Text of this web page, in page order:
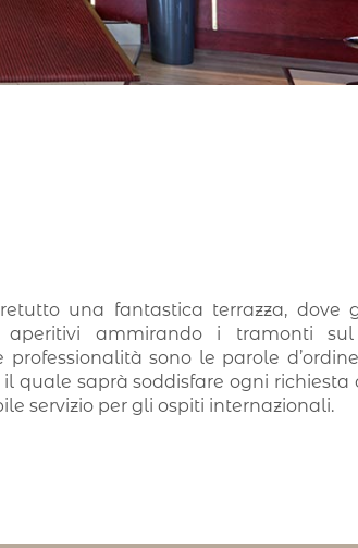
una fantastica terrazza, dove
ammirando i tramonti sul
sono le parole
quale saprà soddisfare ogni richiesta
servizio per gli ospiti internazionali.